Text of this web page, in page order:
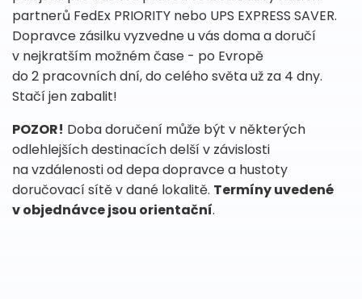
partnerů FedEx PRIORITY nebo UPS EXPRESS SAVER.
Dopravce zásilku vyzvedne u vás doma a doručí
v nejkratším možném čase - po Evropě
do 2 pracovních dní, do celého světa už za 4 dny.
Stačí jen zabalit!
POZOR! Doba doručení může být v některých
odlehlejších destinacích delší v závislosti
na vzdálenosti od depa dopravce a hustoty
doručovací sítě v dané lokalitě. Termíny uvedené
v objednávce jsou orientační.